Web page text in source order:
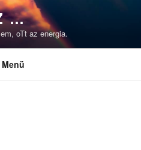
…
oTt az energia.
Menü